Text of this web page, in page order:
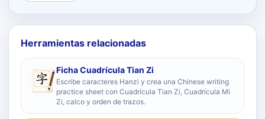
Herramientas relacionadas
Ficha Cuadrícula Tian Zi
Escribe caracteres Hanzi y crea una Chinese writing
practice sheet con Cuadrícula Tian Zi, Cuadrícula Mi
Zi, calco y orden de trazos.